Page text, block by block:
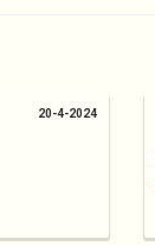
20-4-2024